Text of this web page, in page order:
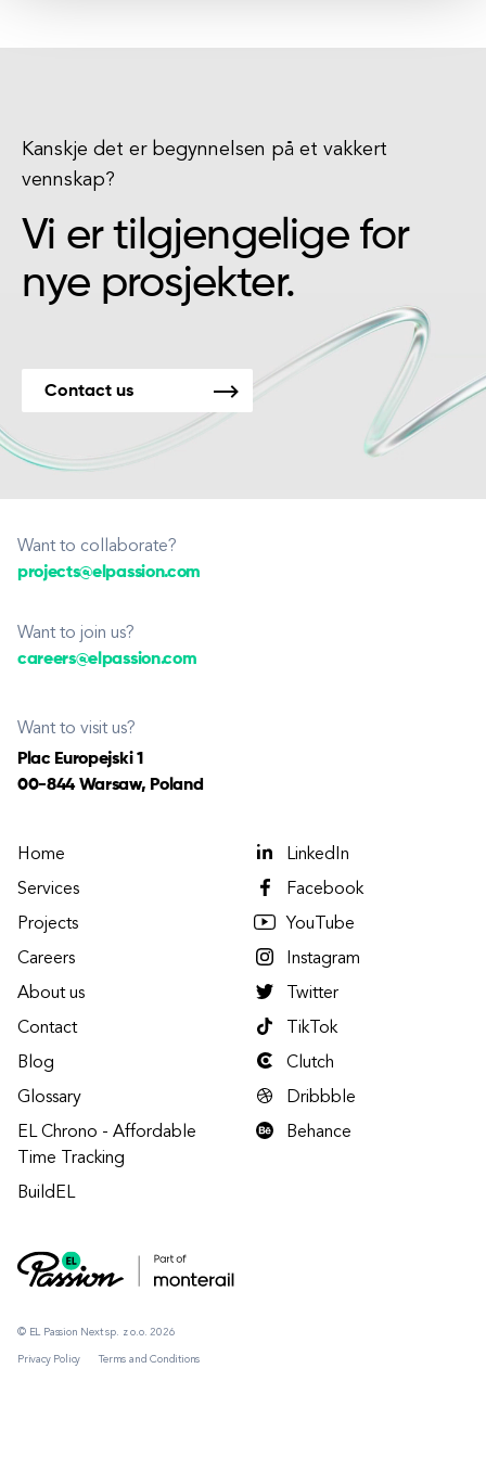
Kanskje det er begynnelsen på et vakkert
vennskap?
Vi er tilgjengelige for
nye prosjekter.
Contact us
Want to collaborate?
projects@elpassion.com
Want to join us?
careers@elpassion.com
Want to visit us?
Plac Europejski 1
00-844 Warsaw, Poland
© EL Passion Next sp. z o.o. 2026
Privacy Policy Terms and Conditions
Home
Services
Projects
Careers
About us
Contact
Blog
Glossary
EL Chrono - Affordable
Time Tracking
BuildEL
LinkedIn
Facebook
YouTube
Instagram
Twitter
TikTok
Clutch
Dribbble
Behance